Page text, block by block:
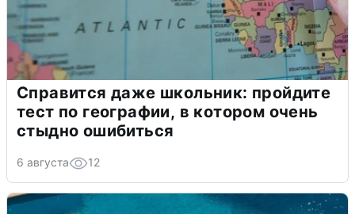
Справится даже школьник: пройдите
тест по географии, в котором очень
стыдно ошибиться
6 августа 12